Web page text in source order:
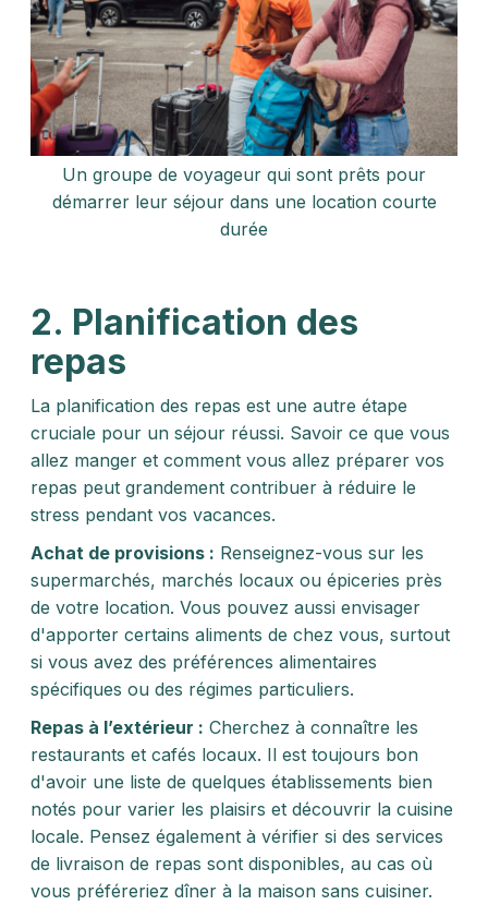
Un groupe de voyageur qui sont prêts pour
démarrer leur séjour dans une location courte
durée
2. Planification des
repas
La planification des repas est une autre étape
cruciale pour un séjour réussi. Savoir ce que vous
allez manger et comment vous allez préparer vos
repas peut grandement contribuer à réduire le
stress pendant vos vacances.
Achat de provisions : Renseignez-vous sur les
supermarchés, marchés locaux ou épiceries près
de votre location. Vous pouvez aussi envisager
d'apporter certains aliments de chez vous, surtout
si vous avez des préférences alimentaires
spécifiques ou des régimes particuliers.
Repas à l’extérieur : Cherchez à connaître les
restaurants et cafés locaux. Il est toujours bon
d'avoir une liste de quelques établissements bien
notés pour varier les plaisirs et découvrir la cuisine
locale. Pensez également à vérifier si des services
de livraison de repas sont disponibles, au cas où
vous préféreriez dîner à la maison sans cuisiner.